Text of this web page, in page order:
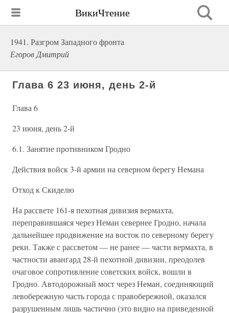
ВикиЧтение
1941. Разгром Западного фронта
Егоров Дмитрий
Глава 6 23 июня, день 2-й
Глава 6
23 июня, день 2-й
6.1. Занятие противником Гродно
Действия войск 3-й армии на северном берегу Немана
Отход к Скиделю
На рассвете 161-я пехотная дивизия вермахта,
переправившаяся через Неман севернее Гродно, начала
дальнейшее продвижение на восток по северному берегу
реки. Также с рассветом — не ранее — части вермахта, в
частности авангард 28-й пехотной дивизии, преодолев
очаговое сопротивление советских войск, вошли в
Гродно. Автодорожный мост через Неман, соединяющий
левобережную часть города с правобережной, оказался
разрушенным лишь частично (это видно на приведенной